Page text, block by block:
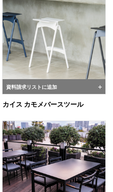
資料請求リストに追加
カイス カモメバースツール